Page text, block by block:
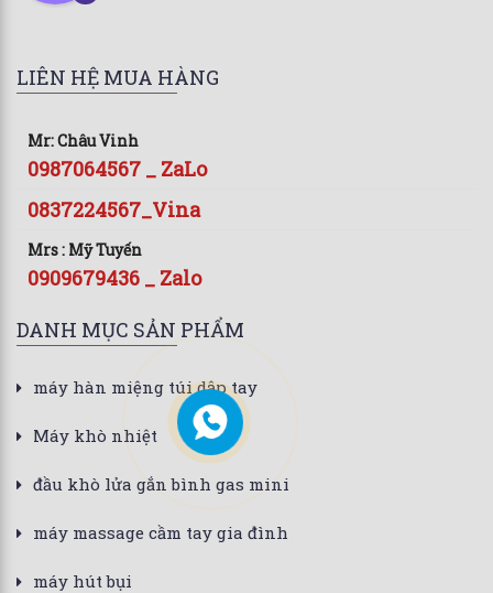
LIÊN HỆ MUA HÀNG
Mr: Châu Vinh
0987064567 _ ZaLo
0837224567_Vina
Mrs : Mỹ Tuyến
0909679436 _ Zalo
DANH MỤC SẢN PHẨM
máy hàn miệng túi dập tay
Máy khò nhiệt
đầu khò lửa gắn bình gas mini
máy massage cầm tay gia đình
máy hút bụi